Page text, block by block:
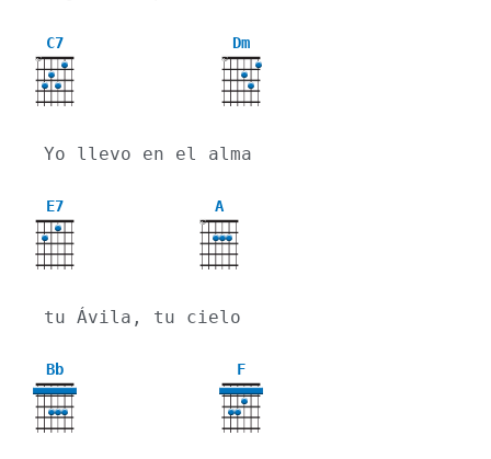
C7
X
Dm
X
Yo llevo en el alma
E7 A
X
tu Ávila, tu cielo
Bb F